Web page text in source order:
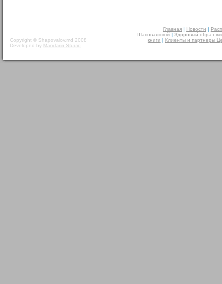
Copyright © Shapovalov.md 2008
Developed by Mandarin Studio
Главная Новости
Шаповаловой
Здоровый образ
книги
Клиенты и партнеры